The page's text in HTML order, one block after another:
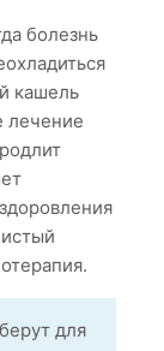
болезнь
кашель
лечение
для